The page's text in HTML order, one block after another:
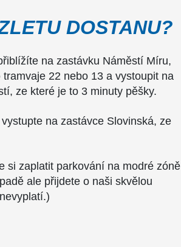
DOSTANU?
na zastávku Náměstí Míru,
22 nebo 13 a vystoupit na
ze které je to 3 minuty pěšky.
na zastávce Slovinská, ze
si zaplatit parkování na modré zóně
ale přijdete o naši skvělou